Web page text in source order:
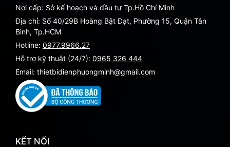
Nơi cấp: Sở kế hoạch và đầu tư Tp.Hồ Chí Minh
Địa chỉ: Số 40/29B Hoàng Bật Đạt, Phường 15, Quận Tân
Bình, Tp.HCM
Hotline: 0977.9966.27
Hỗ trợ kỹ thuật (24/7): 0965 326 444
Email: thietbidienphuongminh@gmail.com
KẾT NỐI